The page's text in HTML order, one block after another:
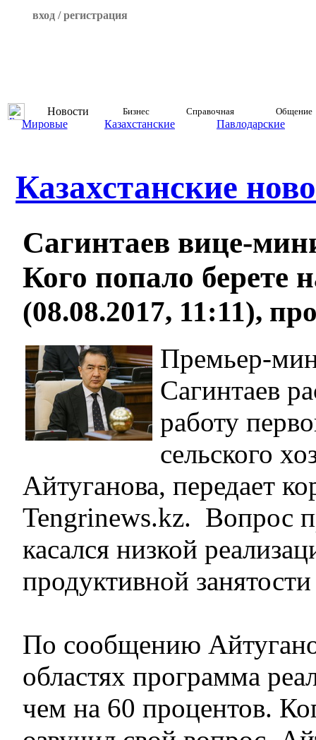
вход / регистрация
Новости Бизнес Справочная Общение
Мировые Казахстанские Павлодарские
Казахстанские
Сагинтаев вице-
Кого попало берете
(08.08.2017, 11:11),
Премьер-
Сагинтаев
работу
сельского
Айтуганова, передает
Tengrinews.kz. Вопрос
касался низкой
продуктивной
По сообщению
областях программа
чем на 60 процентов.